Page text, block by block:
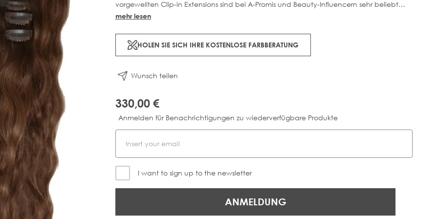
BLONDE CLIP-IN HAAR EXTENSIONS
SCHWARZE CLIP-IN HAAR EXTENSIONS
BRÜNETTE CLIP-IN HAAR EXTENSIONS
BALAYAGE HAAR EXTENSIONS
ASCHBLONDE HAAR EXTENSIONS
FINDE MEINE FARBE
PRO EXTENSION ZUBEHÖR
FINDE MEINE FARBE
vorgewellten Clip-in Extensions sind bei A-Promis und Beauty-Influencern sehr beliebt
und verleihen dir den angesagten Strand-Look, ohne dass du die Haare selbst stylen
mehr lesen
HOLEN SIE SICH IHRE KOSTENLOSE FARBBERATUNG
Wunsch teilen
330,00 €
Anmelden für Benachrichtigungen zu wiederverfügbare Produkte
I want to sign up to the newsletter
ANMELDUNG